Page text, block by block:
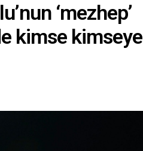
‘mezhep’
kimse kimseye